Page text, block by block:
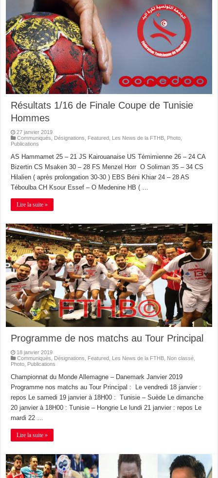
Résultats 1/16 de Finale Coupe de Tunisie
Hommes
27 janvier 2019
Communiqués
Désignations Featured Les News de la FTHB Photo
Publications
AS Hammamet 25 – 21 JS Kairouanaise US Témimienne 26 – 24 CA
Bizertin CS Msaken 30 – 28 FS Menzel Horr O Soliman 35 – 34 CS
Hilalien ( après prolongation 30-30 ) EBS Béni Khiar 24 – 28 AS
Téboulba CH Ksour Essef – O Medenine HB ( …
Lire la suite »
Programme de nos matchs au Tour Principal
18 janvier 2019
Communiqués
Désignations Featured Les News de la FTHB Non classé
Photo Publications
Championnat du Monde Allemagne – Danemark Janvier 2019
Programme nos matchs au Tour Principal : Le vendredi 18 janvier :
repos Le samedi 19 janvier à 18H00 : Tunisie – Suède Le dimanche
20 janvier à 18H00 : Tunisie – Hongrie Le lundi 21 janvier : repos Le
mardi 22 …
Lire la suite »